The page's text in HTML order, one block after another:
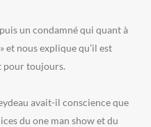
un condamné qui quant à
et nous explique qu’il est
pour toujours.
avait-il conscience que
du one man show et du